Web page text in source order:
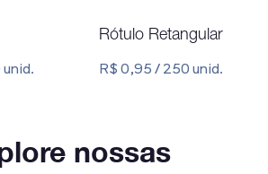
Rótulo Retangular
R$ 0,95 / 250 unid.
nossas